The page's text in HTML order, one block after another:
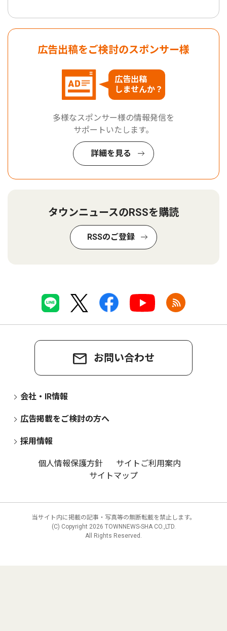
広告出稿をご検討のスポンサー様
広告出稿
しませんか？
多様なスポンサー様の情報発信を
サポートいたします。
詳細を見る
タウンニュースのRSSを購読
RSSのご登録
お問い合わせ
会社・IR情報
広告掲載をご検討の方へ
採用情報
個人情報保護方針
サイトご利用案内
サイトマップ
当サイト内に掲載の記事・写真等の無断転載を禁止します。
(C) Copyright 2026 TOWNNEWS-SHA CO.,LTD.
All Rights Reserved.